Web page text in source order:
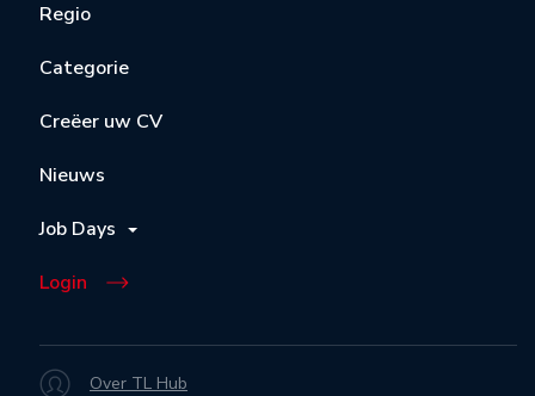
Regio
Categorie
Creëer uw CV
Nieuws
Job Days
Login
Over TL Hub